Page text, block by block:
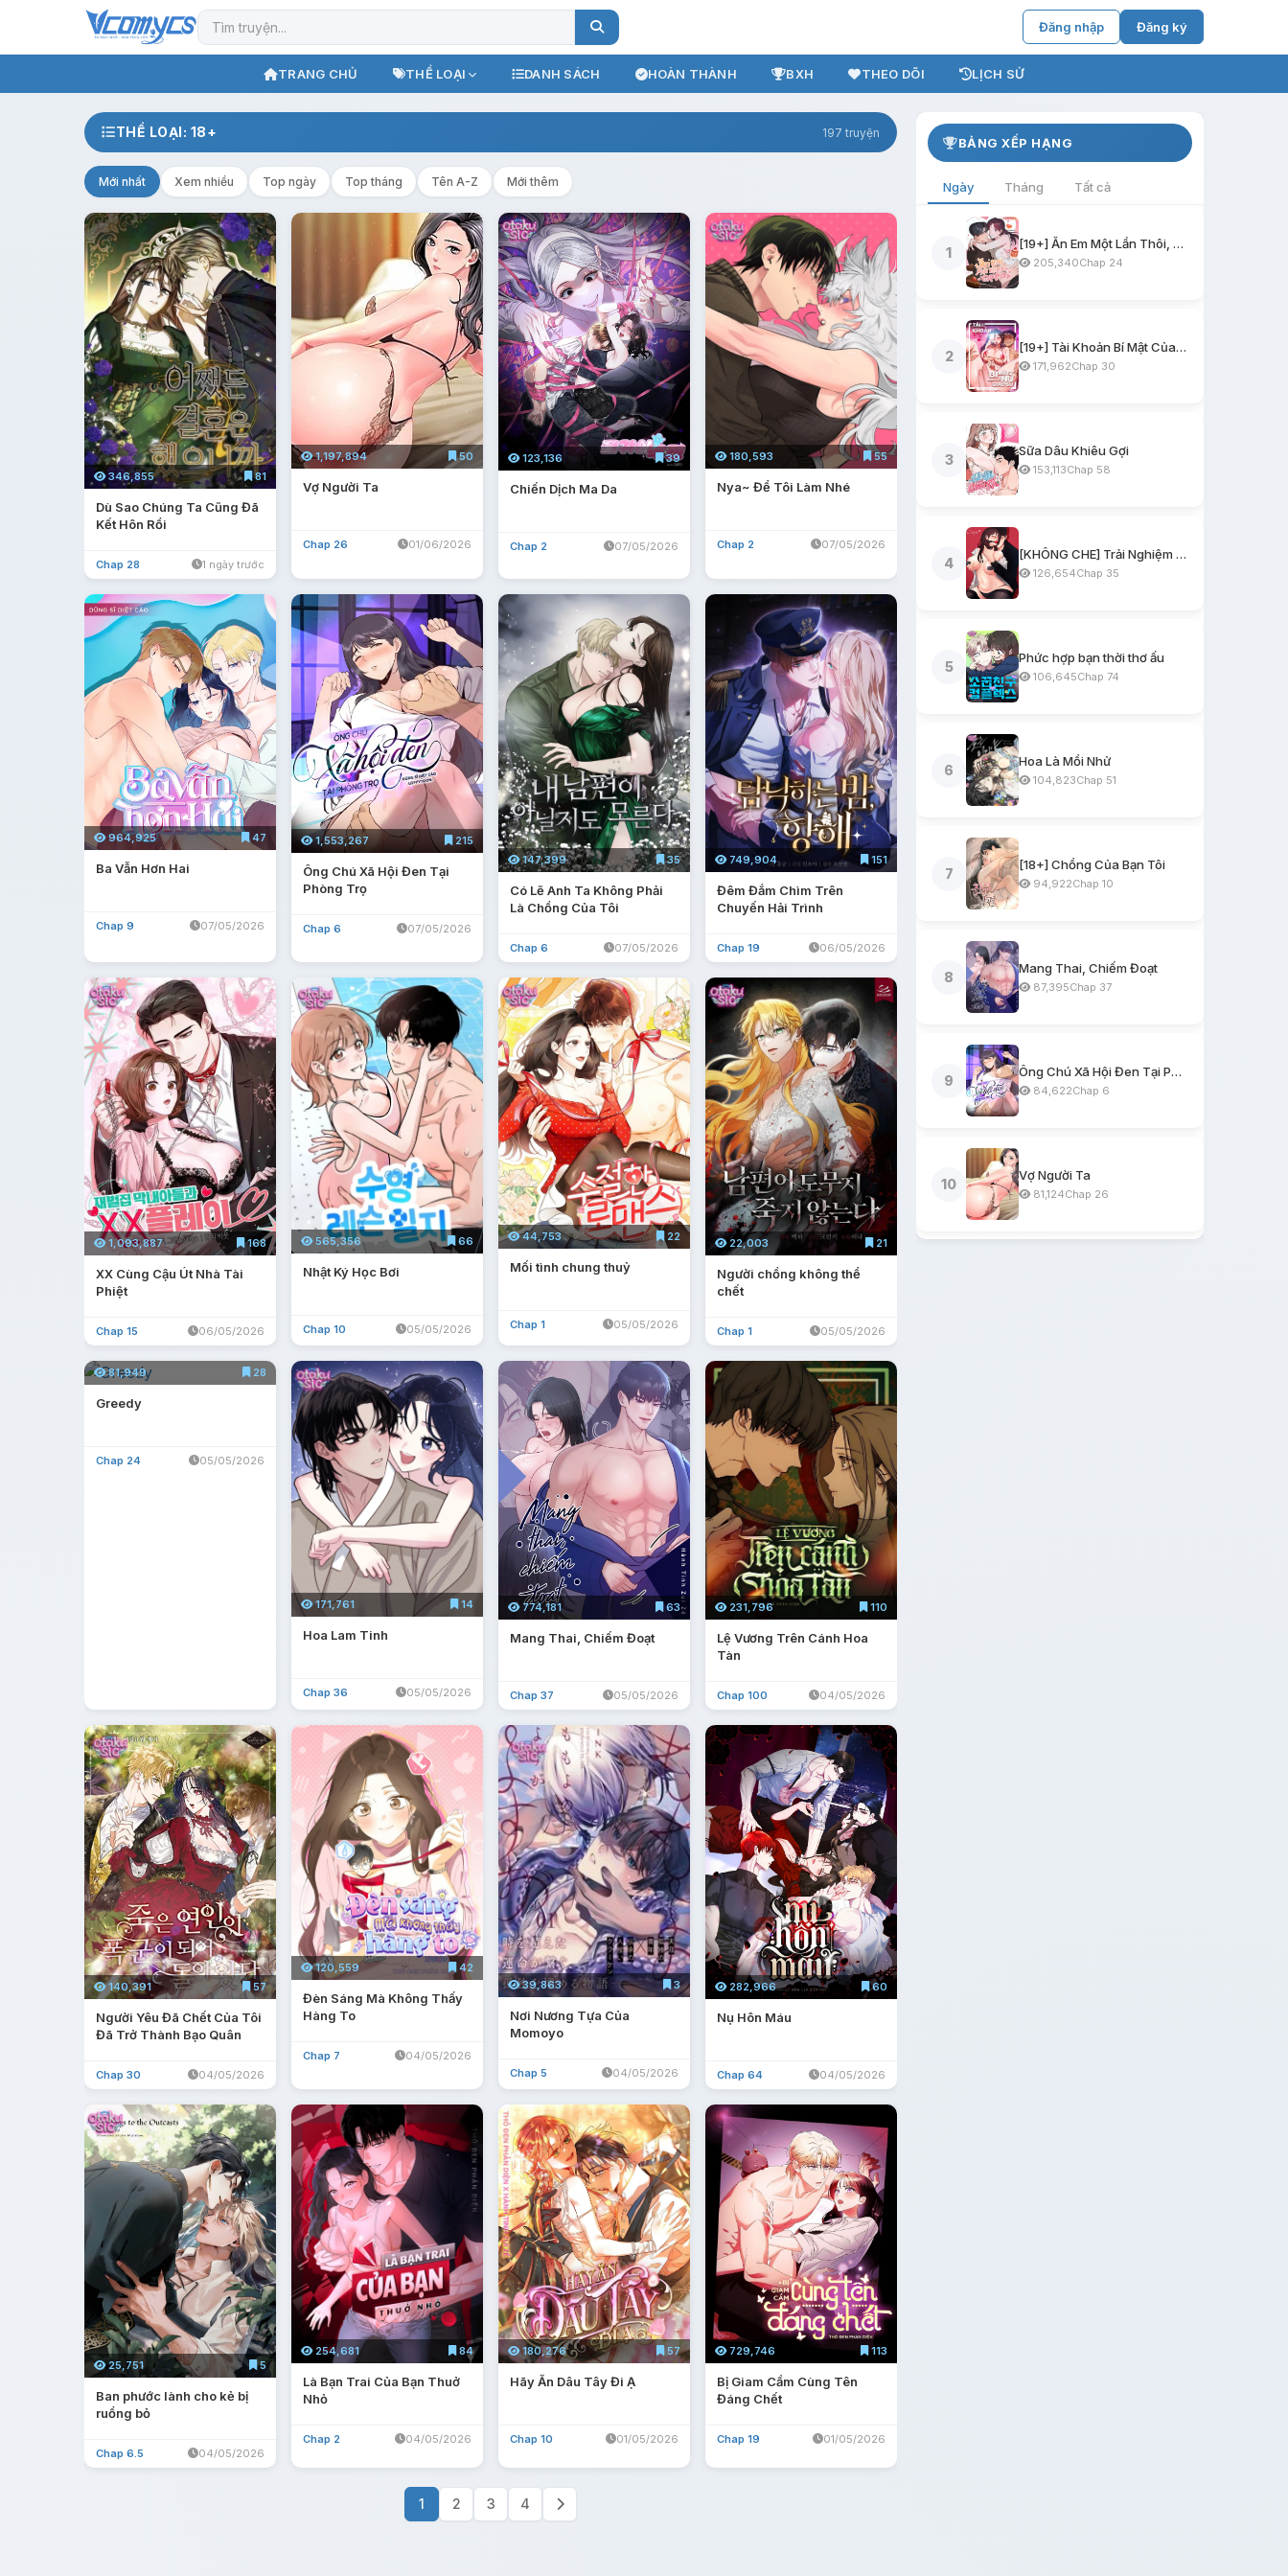
Đăng nhập Đăng ký
TRANG CHỦ THỂ LOẠI DANH SÁCH HOÀN THÀNH BXH THEO DÕI LỊCH SỬ
THỂ LOẠI: 18+ 197 truyện
Mới nhất Xem nhiều Top ngày Top tháng Tên A-Z Mới thêm
346,855 81
Dù Sao Chúng Ta Cũng Đã
Kết Hôn Rồi
Chap 28 1 ngày trước
1,197,894 50
Vợ Người Ta
Chap 26 01/06/2026
123,136 39
Chiến Dịch Ma Da
Chap 2 07/05/2026
180,593 55
Nya~ Để Tôi Làm Nhé
Chap 2 07/05/2026
964,925 47
Ba Vẫn Hơn Hai
Chap 9 07/05/2026
1,553,267 215
Ông Chú Xã Hội Đen Tại
Phòng Trọ
Chap 6 07/05/2026
147,399 35
Có Lẽ Anh Ta Không Phải
Là Chồng Của Tôi
Chap 6 07/05/2026
749,904 151
Đêm Đắm Chìm Trên
Chuyến Hải Trình
Chap 19 06/05/2026
1,093,887 168
XX Cùng Cậu Út Nhà Tài
Phiệt
Chap 15 06/05/2026
565,356 66
Nhật Ký Học Bơi
Chap 10 05/05/2026
44,753 22
Mối tình chung thuỷ
Chap 1 05/05/2026
22,003 21
Người chồng không thể
chết
Chap 1 05/05/2026
81,949 28
Greedy
Chap 24 05/05/2026
171,761 14
Hoa Lam Tinh
Chap 36 05/05/2026
774,181 63
Mang Thai, Chiếm Đoạt
Chap 37 05/05/2026
231,796 110
Lệ Vương Trên Cánh Hoa
Tàn
Chap 100 04/05/2026
140,391 57
Người Yêu Đã Chết Của Tôi
Đã Trở Thành Bạo Quân
Chap 30 04/05/2026
120,559 42
Đèn Sáng Mà Không Thấy
Hàng To
Chap 7 04/05/2026
39,863 3
Nơi Nương Tựa Của
Momoyo
Chap 5 04/05/2026
282,966 60
Nụ Hôn Máu
Chap 64 04/05/2026
25,751 5
Ban phước lành cho kẻ bị
ruồng bỏ
Chap 6.5 04/05/2026
254,681 84
Là Bạn Trai Của Bạn Thuở
Nhỏ
Chap 2 04/05/2026
180,276 57
Hãy Ăn Dâu Tây Đi Ạ
Chap 10 01/05/2026
729,746 113
Bị Giam Cầm Cùng Tên
Đáng Chết
Chap 19 01/05/2026
1 2 3 4
BẢNG XẾP HẠNG
Ngày Tháng Tất cả
1
[19+] Ăn Em Một Lần Thôi, Oppa
205,340Chap 24
2
[19+] Tài Khoản Bí Mật Của Nữ Giáo Sư
171,962Chap 30
3
Sữa Dâu Khiêu Gợi
153,113Chap 58
4
[KHÔNG CHE] Trải Nghiệm Một Ngày Workshop BDSM
126,654Chap 35
5
Phức hợp bạn thời thơ ấu
106,645Chap 74
6
Hoa Là Mồi Nhử
104,823Chap 51
7
[18+] Chồng Của Bạn Tôi
94,922Chap 10
8
Mang Thai, Chiếm Đoạt
87,395Chap 37
9
Ông Chú Xã Hội Đen Tại Phòng Trọ
84,622Chap 6
10
Vợ Người Ta
81,124Chap 26